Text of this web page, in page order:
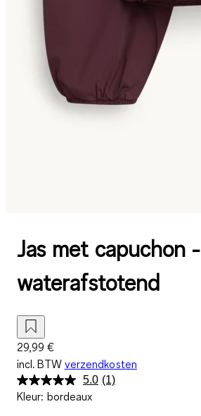
Jas met capuchon -
waterafstotend
29,99 €
incl. BTW verzendkosten
5.0 Lees
(1)
Kleur: bordeaux